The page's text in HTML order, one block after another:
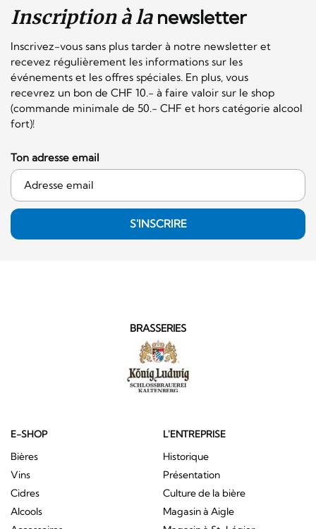
Inscription à lanewsletter
Inscrivez-vous sans plus tarder à notre newsletter et
recevez régulièrement les informations sur les
événements et les offres spéciales. En plus, vous
recevrez un bon de CHF 10.- à faire valoir sur le shop
(commande minimale de 50.- CHF et hors catégorie alcool
fort)!
Ton adresse email
S'INSCRIRE
BRASSERIES
E-SHOP
Bières
Vins
Cidres
Alcools
L'ENTREPRISE
Historique
Présentation
Culture de la bière
Magasin à Aigle